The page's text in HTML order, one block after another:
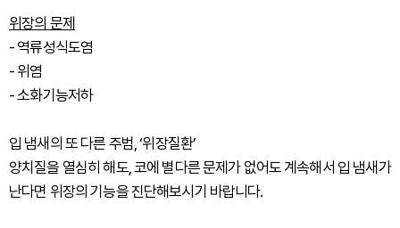
위장의 문제
- 역류성식도염
- 위염
- 소화기능저하
입 냄새의 또 다른 주범, ‘위장질환’
양치질을 열심히 해도, 코에 별다른 문제가 없어도 계속해서 입 냄새가
난다면 위장의 기능을 진단해보시기 바랍니다.